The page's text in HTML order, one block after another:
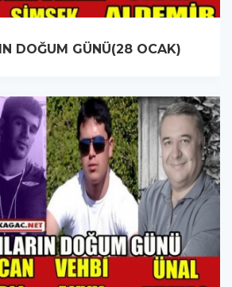
DOĞUM GÜNÜ(28 OCAK)